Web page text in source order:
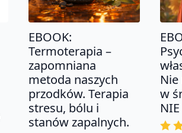
EBOOK:
Termoterapia –
zapomniana
metoda naszych
przodków. Terapia
stresu, bólu i
stanów zapalnych.
w
NIE